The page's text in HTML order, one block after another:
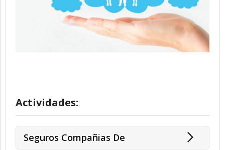
Actividades:
Seguros Compañias De